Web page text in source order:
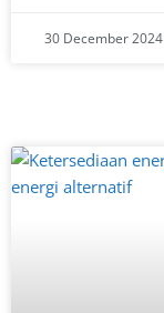
30 December 2024